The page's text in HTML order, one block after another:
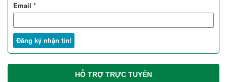
Email *
HỖ TRỢ TRỰC TUYẾN